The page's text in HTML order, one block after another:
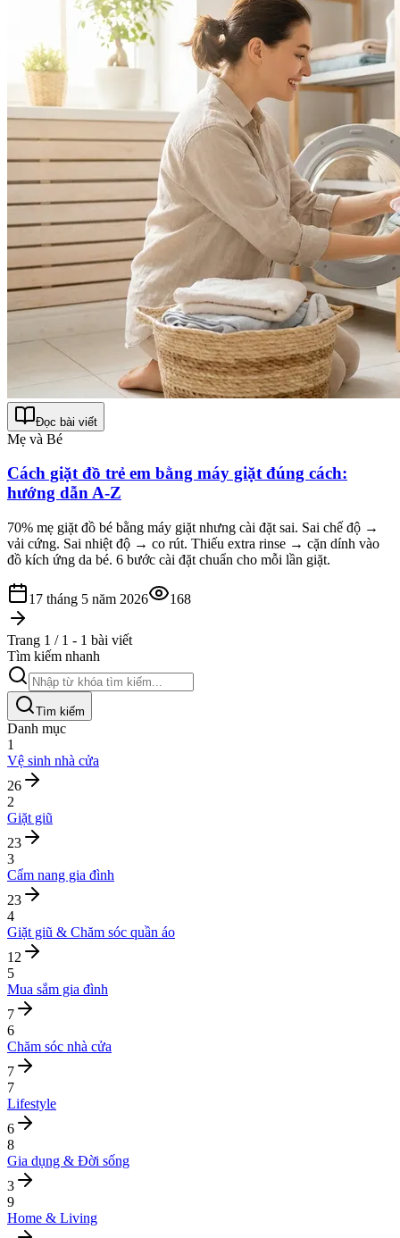
Đọc bài viết
Mẹ và Bé
Cách giặt đồ trẻ em bằng máy giặt đúng cách:
hướng dẫn A-Z
70% mẹ giặt đồ bé bằng máy giặt nhưng cài đặt sai. Sai chế độ →
vải cứng. Sai nhiệt độ → co rút. Thiếu extra rinse → cặn dính vào
đồ kích ứng da bé. 6 bước cài đặt chuẩn cho mỗi lần giặt.
17 tháng 5 năm 2026 168
Trang 1 / 1 - 1 bài viết
Tìm kiếm nhanh
Tìm kiếm
Danh mục
1
Vệ sinh nhà cửa
26
2
Giặt giũ
23
3
Cẩm nang gia đình
23
4
Giặt giũ & Chăm sóc quần áo
12
5
Mua sắm gia đình
7
6
Chăm sóc nhà cửa
7
7
Lifestyle
6
8
Gia dụng & Đời sống
3
9
Home & Living